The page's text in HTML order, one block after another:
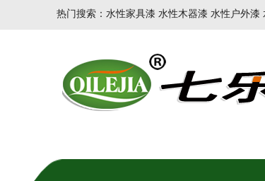
热门搜索：水性家具漆 水性木器漆 水性户外漆